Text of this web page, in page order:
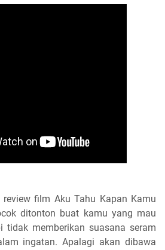
film Aku Tahu Kapan Kamu
ditonton buat kamu yang mau
tidak memberikan suasana seram
ingatan. Apalagi akan dibawa